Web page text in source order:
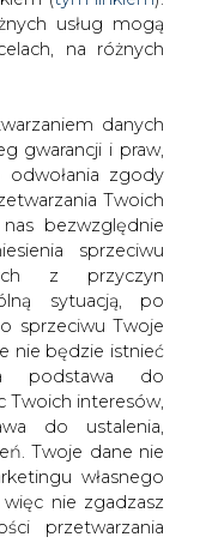
podstawa do
Twoich interesów,
do ustalenia,
Twoje dane nie
własnego
nie zgadzasz
przetwarzania
w tym
lub prześlij nam
Ochrony
iod@are.waw.pl
na zgodność z
przed jej
warunki
cookies w
technologii
przycisk
korzystania z portalu
wyślij